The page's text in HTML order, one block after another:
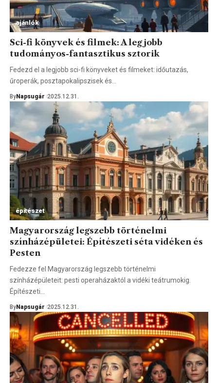
ajánlók
Sci-fi könyvek és filmek: A legjobb
tudományos-fantasztikus sztorik
Fedezd el a legjobb sci-fi könyveket és filmeket: időutazás,
űroperák, posztapokalipszisek és…
ByNapsugár 2025.12.31.
építészet
Magyarország legszebb történelmi
színházépületei: Építészeti séta vidéken és
Pesten
Fedezze fel Magyarország legszebb történelmi
színházépületeit: pesti operaházaktól a vidéki teátrumokig.
Építészeti…
By Napsugár 2025.12.31.